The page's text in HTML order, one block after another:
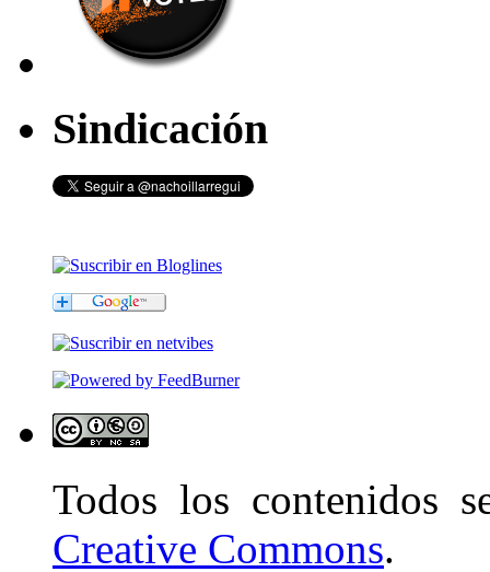
Sindicación
Todos los contenidos
Creative Commons.